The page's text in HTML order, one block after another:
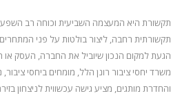
תקשורת היא המעצמה השביעית וכוחה רב
תקשורתית רחבה, ליצור בולטות על פני
הגעת למקום הנכון שיוביל את החברה, העסק
משרד יחסי ציבור רונן הלל, מומחים ביחסי ציבור,
והחדרת מותגים, מציע גישה עכשווית לניצחון